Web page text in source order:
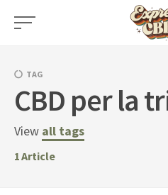
Skip
TAG
CBD per la
View all tags
1Article